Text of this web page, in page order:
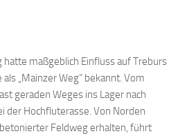
maßgeblich Einfluss auf Treburs
„Mainzer Weg“ bekannt. Vom
geraden Weges ins Lager nach
der Hochfluterasse. Von Norden
Feldweg erhalten, führt